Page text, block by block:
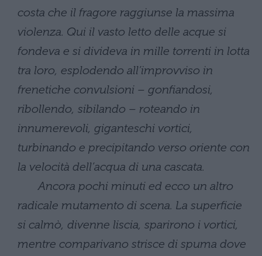
costa che il fragore raggiunse la massima
violenza. Qui il vasto letto delle acque si
fondeva e si divideva in mille torrenti in lotta
tra loro, esplodendo all’improvviso in
frenetiche convulsioni – gonfiandosi,
ribollendo, sibilando – roteando in
innumerevoli, giganteschi vortici,
turbinando e precipitando verso oriente con
la velocità dell’acqua di una cascata.
Ancora pochi minuti ed ecco un altro
radicale mutamento di scena. La superficie
si calmò, divenne liscia, sparirono i vortici,
mentre comparivano strisce di spuma dove